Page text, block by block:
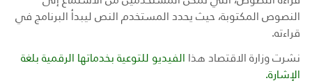
النصوص المكتوبة، حيث يحدد المستخدم النص ليبدأ البرنامج في
قراءته.
نشرت وزارة الاقتصاد هذا الفيديو للتوعية بخدماتها الرقمية بلغة
الإشارة.